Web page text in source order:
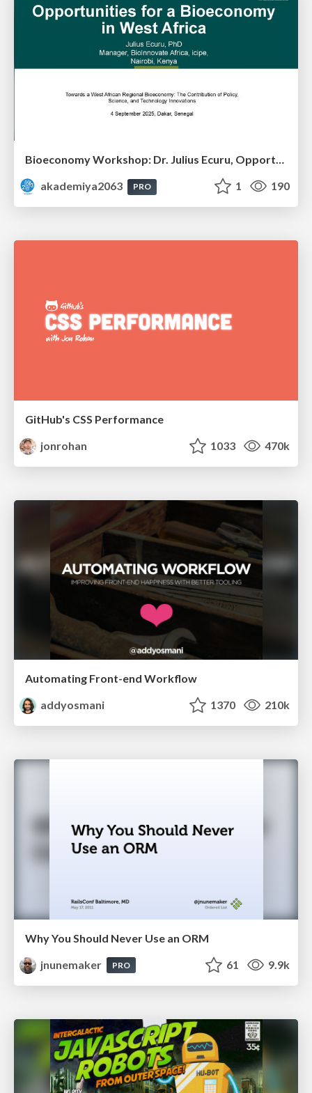
Bioeconomy Workshop: Dr. Julius Ecuru, Opportunities for a Bioeconomy in West Africa
akademiya2063
PRO 1 190
GitHub's CSS Performance
jonrohan
1033 470k
Automating Front-end Workflow
addyosmani
1370 210k
Why You Should Never Use an ORM
jnunemaker
PRO 61 9.9k